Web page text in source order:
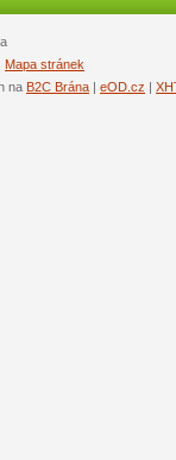
Mapa stránek
na B2C Brána | eOD.cz |